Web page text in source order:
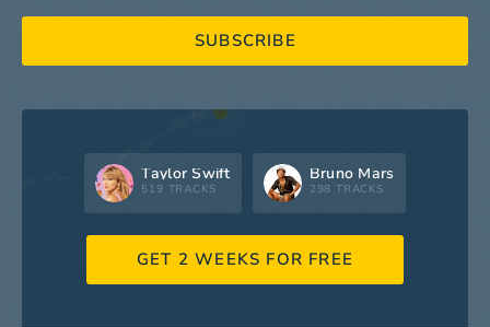
SUBSCRIBE
Taylor Swift
519 TRACKS
Bruno Mars
298 TRACKS
GET 2 WEEKS FOR FREE